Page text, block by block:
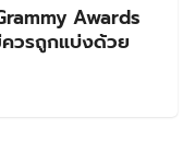
Awards
วรถูกแบ่งด้วย